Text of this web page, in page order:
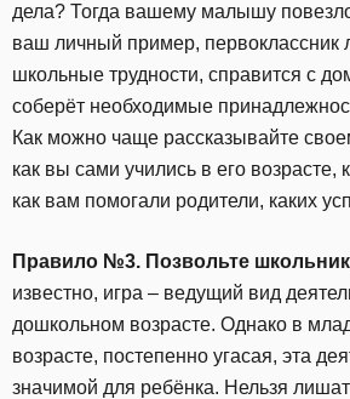
дела? Тогда вашему малышу
ваш личный пример, первоклассник
школьные трудности, справится с
соберёт необходимые
Как можно чаще рассказывайте
как вы сами учились в его возрасте,
как вам помогали родители, каких
Правило №3. Позвольте
известно, игра – ведущий вид
дошкольном возрасте. Однако в
возрасте, постепенно угасая, эта
значимой для ребёнка. Нельзя